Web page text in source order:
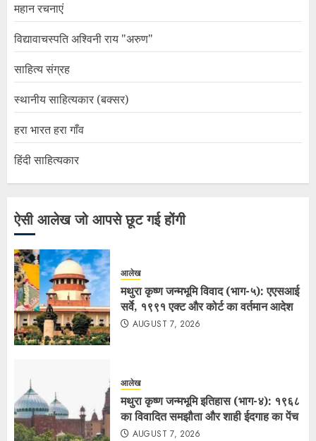
महान रचनाएं
विद्यावाचस्पति अश्विनी राय "अरुण"
साहित्य संग्रह
स्थानीय साहित्यकार (बक्सर)
हरा भारत हरा गाँव
हिंदी साहित्यकार
ऐसी आलेख जो आपसे छूट गई होंगी
आलेख
मथुरा कृष्ण जन्मभूमि विवाद (भाग-५): एएसआई
सर्वे, १९९१ एक्ट और कोर्ट का वर्तमान आदेश
AUGUST 7, 2026
आलेख
मथुरा कृष्ण जन्मभूमि इतिहास (भाग-४): १९६८
का विवादित समझौता और शाही ईदगाह का पेंच
AUGUST 7, 2026